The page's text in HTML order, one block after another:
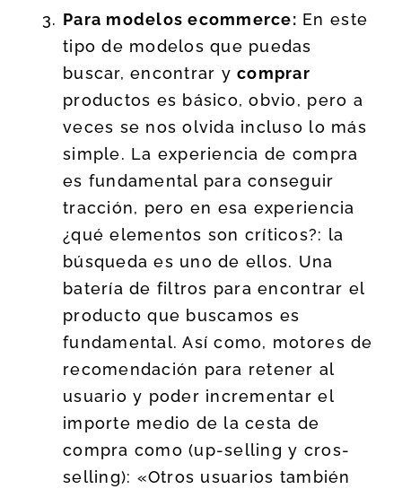
Para modelos ecommerce: En este
tipo de modelos que puedas
buscar, encontrar ycomprar
productos es básico, obvio, pero a
veces se nos olvida incluso lo más
simple. La experiencia de compra
es fundamental para conseguir
tracción, pero en esa experiencia
¿qué elementos son críticos?: la
búsqueda es uno de ellos. Una
batería de filtros para encontrar el
producto que buscamos es
fundamental. Así como, motores de
recomendación para retener al
usuario y poder incrementar el
importe medio de la cesta de
compra como (up-selling y cros-
selling): «Otros usuarios también